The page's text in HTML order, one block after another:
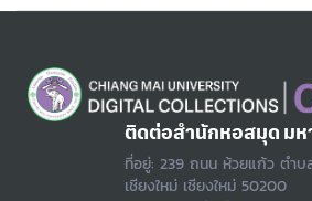
ติดต่อสำนักหอสมุด มห
ที่อยู่: 239 ถนน ห้วยแก้ว ตำบ
เชียงใหม่ เชียงใหม่ 50200